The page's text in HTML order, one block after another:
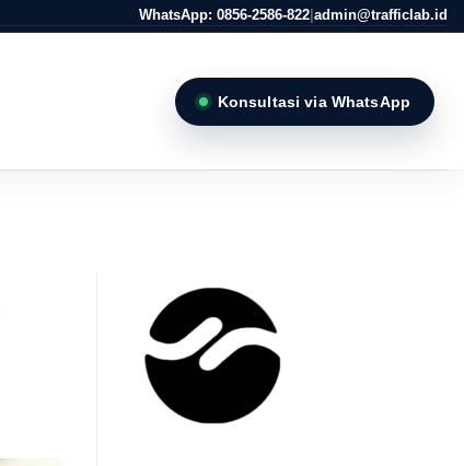
WhatsApp: 0856-2586-822 admin@trafficlab.id
Konsultasi via WhatsApp